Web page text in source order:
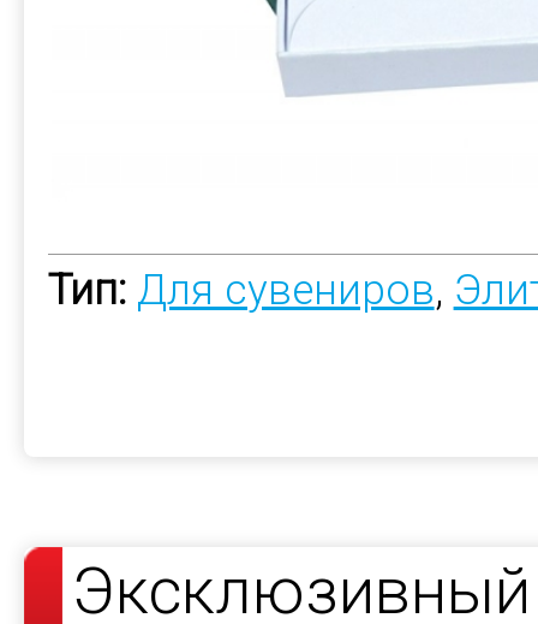
Тип: Для сувениров,
Эксклюзивный